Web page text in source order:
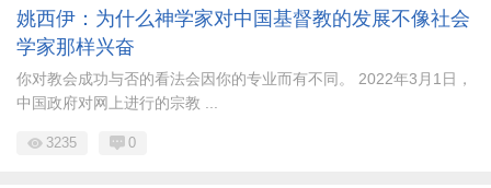
姚西伊：为什么神学家对中国基督教的发展不像社会
学家那样兴奋
你对教会成功与否的看法会因你的专业而有不同。 2022年3月1日，
中国政府对网上进行的宗教 ...
3235 0